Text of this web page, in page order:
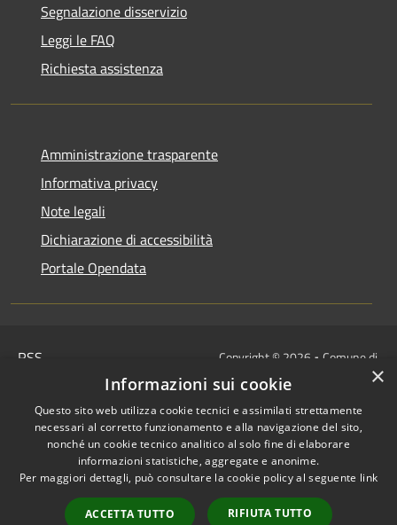
Segnalazione disservizio
Leggi le FAQ
Richiesta assistenza
Amministrazione trasparente
Informativa privacy
Note legali
Dichiarazione di accessibilità
Portale Opendata
RSS
Cookie
Mappa del sito
IBAN COMUNALI: per i cittadini
IT48Z0851453760000000120312
Copyright © 2026 • Comune di
Villongo • Powered by
redazione
×
Informazioni sui cookie
Questo sito web utilizza cookie tecnici e assimilati strettamente
necessari al corretto funzionamento e alla navigazione del sito,
nonché un cookie tecnico analitico al solo fine di elaborare
informazioni statistiche, aggregate e anonime.
Per maggiori dettagli, può consultare la cookie policy al seguente link
ACCETTA TUTTO RIFIUTA TUTTO